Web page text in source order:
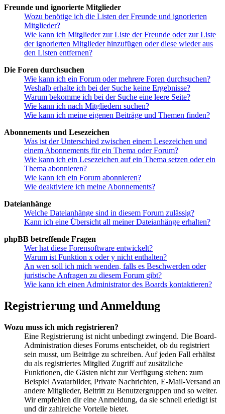
Freunde und ignorierte Mitglieder
Wozu benötige ich die Listen der Freunde und ignorierten
Mitglieder?
Wie kann ich Mitglieder zur Liste der Freunde oder zur Liste
der ignorierten Mitglieder hinzufügen oder diese wieder aus
den Listen entfernen?
Die Foren durchsuchen
Wie kann ich ein Forum oder mehrere Foren durchsuchen?
Weshalb erhalte ich bei der Suche keine Ergebnisse?
Warum bekomme ich bei der Suche eine leere Seite?
Wie kann ich nach Mitgliedern suchen?
Wie kann ich meine eigenen Beiträge und Themen finden?
Abonnements und Lesezeichen
Was ist der Unterschied zwischen einem Lesezeichen und
einem Abonnements für ein Thema oder Forum?
Wie kann ich ein Lesezeichen auf ein Thema setzen oder ein
Thema abonnieren?
Wie kann ich ein Forum abonnieren?
Wie deaktiviere ich meine Abonnements?
Dateianhänge
Welche Dateianhänge sind in diesem Forum zulässig?
Kann ich eine Übersicht all meiner Dateianhänge erhalten?
phpBB betreffende Fragen
Wer hat diese Forensoftware entwickelt?
Warum ist Funktion x oder y nicht enthalten?
An wen soll ich mich wenden, falls es Beschwerden oder
juristische Anfragen zu diesem Forum gibt?
Wie kann ich einen Administrator des Boards kontaktieren?
Registrierung und Anmeldung
Wozu muss ich mich registrieren?
Eine Registrierung ist nicht unbedingt zwingend. Die Board-
Administration dieses Forums entscheidet, ob du registriert
sein musst, um Beiträge zu schreiben. Auf jeden Fall erhältst
du als registriertes Mitglied Zugriff auf zusätzliche
Funktionen, die Gästen nicht zur Verfügung stehen: zum
Beispiel Avatarbilder, Private Nachrichten, E-Mail-Versand an
andere Mitglieder, Beitritt zu Benutzergruppen und so weiter.
Wir empfehlen dir eine Anmeldung, da sie schnell erledigt ist
und dir zahlreiche Vorteile bietet.